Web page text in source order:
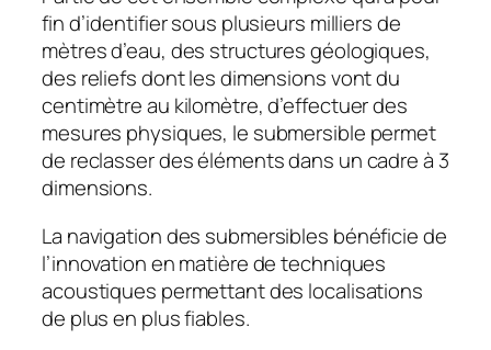
fin d’identifier sous plusieurs milliers de
mètres d’eau, des structures géologiques,
des reliefs dont les dimensions vont du
centimètre au kilomètre, d’effectuer des
mesures physiques, le submersible permet
de reclasser des éléments dans un cadre à 3
dimensions.
La navigation des submersibles bénéficie de
l’innovation en matière de techniques
acoustiques permettant des localisations
de plus en plus fiables.